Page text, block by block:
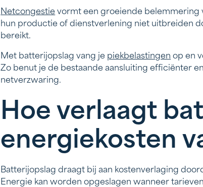
Netcongestie vormt een groeiende belemmering
hun productie of dienstverlening niet uitbreiden
bereikt.
Met batterijopslag vang je piekbelastingen op en
Zo benut je de bestaande aansluiting efficiënter
netverzwaring.
Hoe verlaagt
energiekosten
Batterijopslag draagt bij aan kostenverlaging
Energie kan worden opgeslagen wanneer